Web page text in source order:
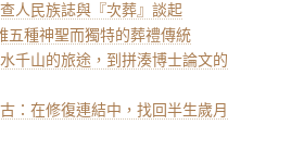
人民族誌與『次葬』談起
五種神聖而獨特的葬禮傳統
千山的旅途，到拼湊博士論文的
：在修復連結中，找回半生歲月